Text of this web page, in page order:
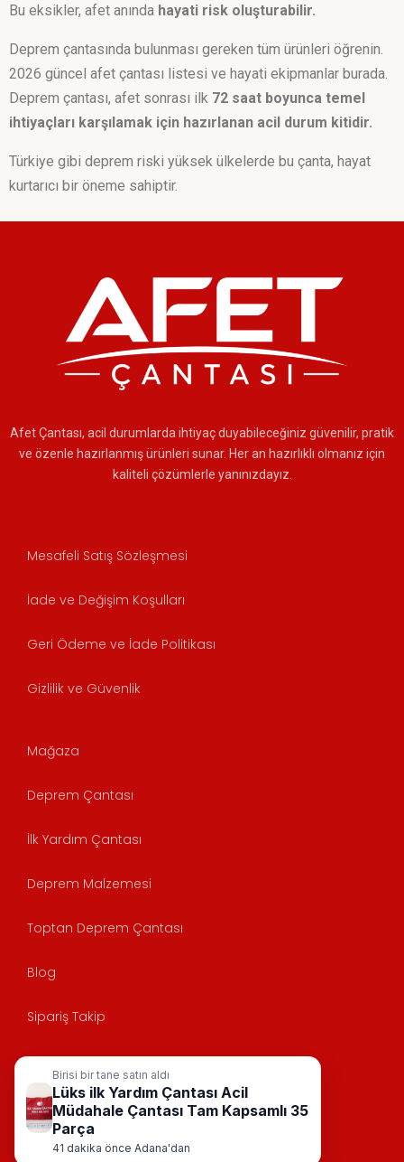
Bu eksikler, afet anında hayati risk oluşturabilir.
Deprem çantasında bulunması gereken tüm ürünleri öğrenin.
2026 güncel afet çantası listesi ve hayati ekipmanlar burada.
Deprem çantası, afet sonrası ilk 72 saat boyunca temel
ihtiyaçları karşılamak için hazırlanan acil durum kitidir.
Türkiye gibi deprem riski yüksek ülkelerde bu çanta, hayat
kurtarıcı bir öneme sahiptir.
Afet Çantası, acil durumlarda ihtiyaç duyabileceğiniz güvenilir, pratik
ve özenle hazırlanmış ürünleri sunar. Her an hazırlıklı olmanız için
kaliteli çözümlerle yanınızdayız.
Mesafeli Satış Sözleşmesi
İade ve Değişim Koşulları
Geri Ödeme ve İade Politikası
Gizlilik ve Güvenlik
Mağaza
Deprem Çantası
İlk Yardım Çantası
Deprem Malzemesi
Toptan Deprem Çantası
Blog
Sipariş Takip
Anasayfa
KVK
Birisi bir tane satın aldı
Lüks ilk Yardım Çantası Acil
Müdahale Çantası Tam Kapsamlı 35
Parça
41 dakika önce Adana'dan